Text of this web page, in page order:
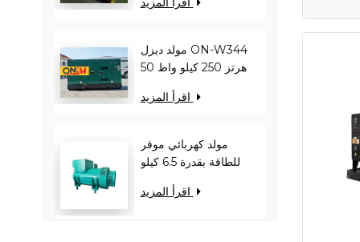
RICARDO
مولد ديزل ON-W344
50 هرتز 250 كيلو واط
RICARDO WT13B-
مولد كهربائي موفر
للطاقة بقدرة 6.5 كيلو
المحرك ويحسن كفاءة